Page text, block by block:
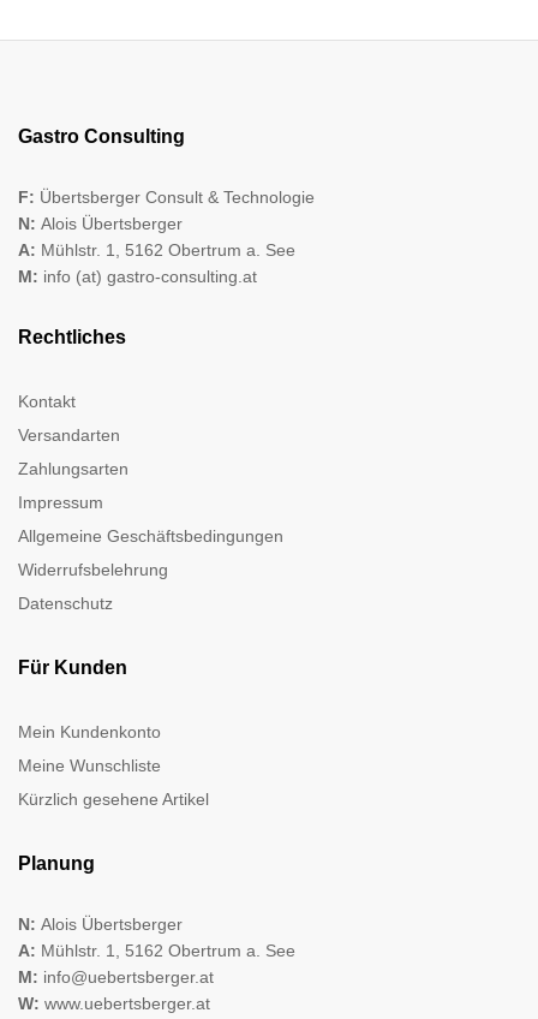
Gastro Consulting
F: Übertsberger Consult & Technologie
N: Alois Übertsberger
A: Mühlstr. 1, 5162 Obertrum a. See
M: info (at) gastro-consulting.at
Rechtliches
Kontakt
Versandarten
Zahlungsarten
Impressum
Allgemeine Geschäftsbedingungen
Widerrufsbelehrung
Datenschutz
Für Kunden
Mein Kundenkonto
Meine Wunschliste
Kürzlich gesehene Artikel
Planung
N: Alois Übertsberger
A: Mühlstr. 1, 5162 Obertrum a. See
M: info@uebertsberger.at
W: www.uebertsberger.at